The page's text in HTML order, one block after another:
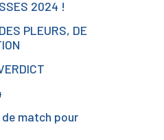
2024 !
PLEURS, DE
de match pour